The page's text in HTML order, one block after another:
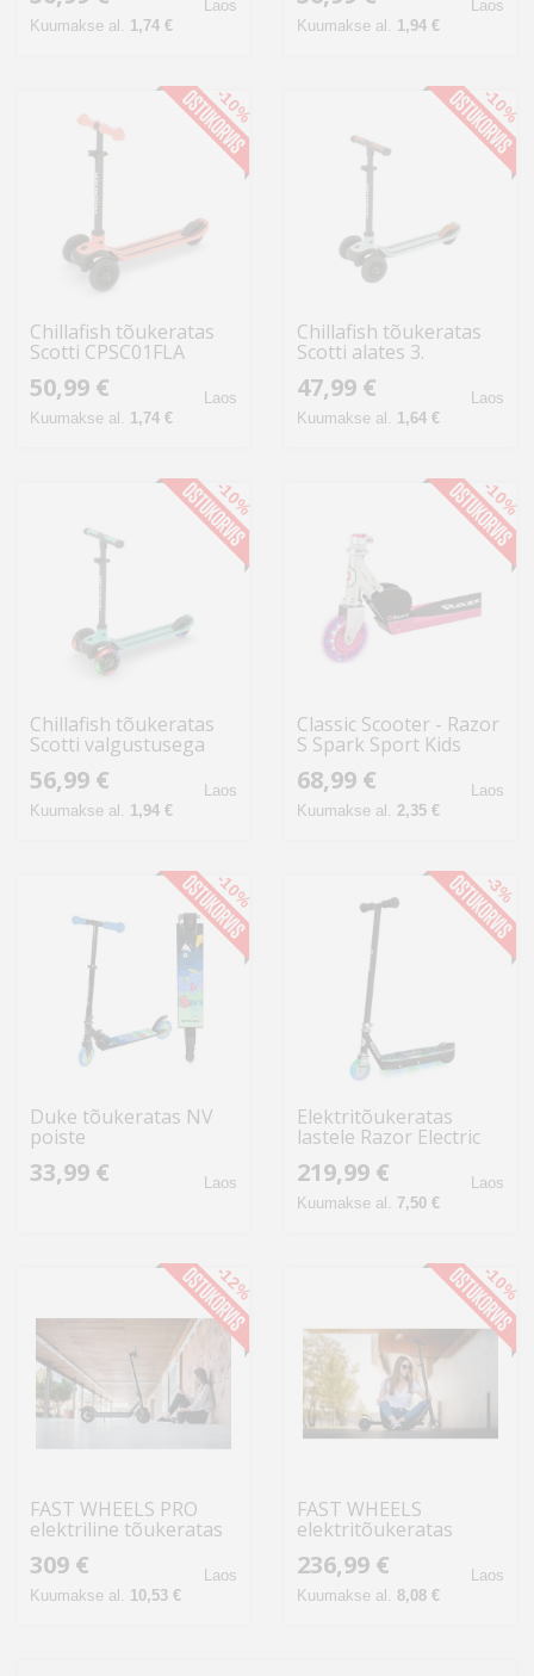
Kuumakse al. 1,74 €
Laos
Kuumakse al. 1,94 €
Laos
Chillafish tõukeratas
Scotti CPSC01FLA
flamingo
50,99 €
Kuumakse al. 1,74 €
Laos
-10%
Chillafish tõukeratas
Scotti alates 3.
47,99 €
Kuumakse al. 1,64 €
Laos
-10%
Chillafish tõukeratas
Scotti valgustusega
alates 3. eluaastast,
mündiroheline
56,99 €
Kuumakse al. 1,94 €
Laos
-10%
Classic Scooter - Razor
S Spark Sport Kids
Foldable Black, Pink
68,99 €
Kuumakse al. 2,35 €
Laos
-10%
Duke tõukeratas NV
poiste
33,99 € Laos
-10%
Elektritõukeratas
lastele Razor Electric
219,99 €
Kuumakse al. 7,50 €
Laos
-3%
FAST WHEELS PRO
elektriline tõukeratas
309 €
Kuumakse al. 10,53 €
Laos
-12%
FAST WHEELS
elektritõukeratas
236,99 €
Kuumakse al. 8,08 €
Laos
-10%